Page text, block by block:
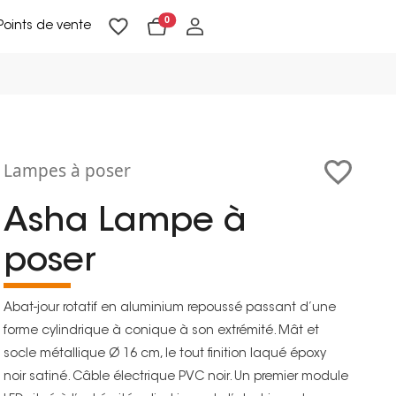
de vente 0
Lampes à poser
Asha Lampe à
poser
Abat-jour rotatif en aluminium repoussé passant d’une
forme cylindrique à conique à son extrémité. Mât et
socle métallique Ø 16 cm, le tout finition laqué époxy
noir satiné. Câble électrique PVC noir. Un premier module